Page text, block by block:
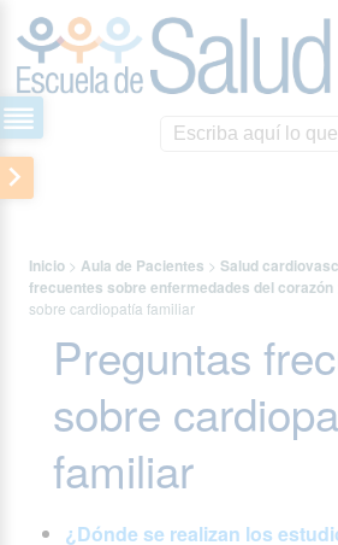
Inicio > Aula de Pacientes >Salud
frecuentes sobre enfermedades del corazón
sobre cardiopatía familiar
Preguntas
sobre
familiar
¿Dónde se realizan los